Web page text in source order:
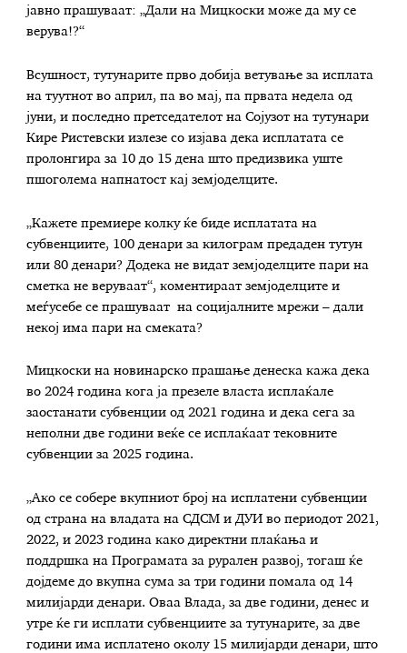
јавно прашуваат: „Дали на Мицкоски може да му се
верува!?“
Всушност, тутунарите прво добија ветување за исплата
на туутнот во април, па во мај, па првата недела од
јуни, и последно претседателот на Сојузот на тутунари
Кире Ристевски излезе со изјава дека исплатата се
пролонгира за 10 до 15 дена што предизвика уште
пшоголема напнатост кај земјоделците.
„Кажете премиере колку ќе биде исплатата на
субвенциите, 100 денари за килограм предаден тутун
или 80 денари? Додека не видат земјоделците пари на
сметка не веруваат“, коментираат земјоделците и
меѓусебе се прашуваат на социјалните мрежи – дали
некој има пари на смеката?
Мицкоски на новинарско прашање денеска кажа дека
во 2024 година кога ја презеле власта исплаќале
заостанати субвенции од 2021 година и дека сега за
неполни две години веќе се исплаќаат тековните
субвенции за 2025 година.
„Ако се собере вкупниот број на исплатени субвенции
од страна на владата на СДСМ и ДУИ во периодот 2021,
2022, и 2023 година како директни плаќања и
поддршка на Програмата за рурален развој, тогаш ќе
дојдеме до вкупна сума за три години помала од 14
милијарди денари. Оваа Влада, за две години, денес и
утре ќе ги исплати субвенциите за тутунарите, за две
години има исплатено околу 15 милијарди денари, што